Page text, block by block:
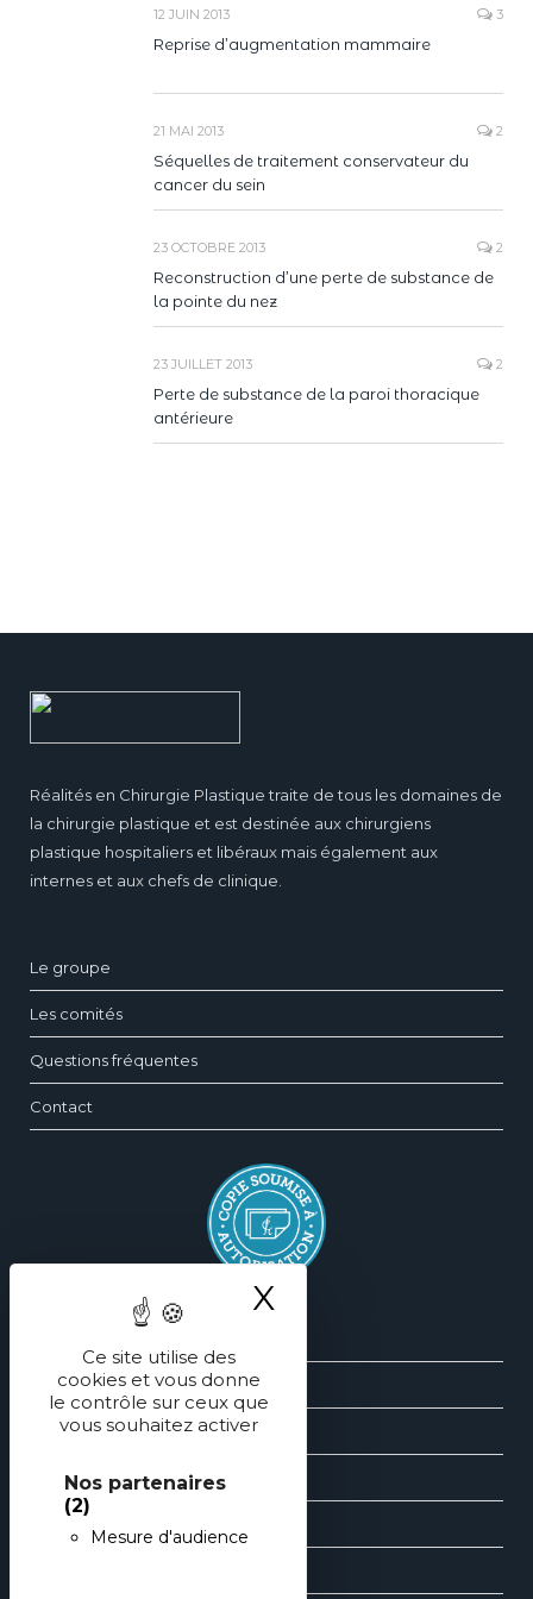
Ce site utilise des
cookies et vous donne
le contrôle sur ceux que
vous souhaitez activer
Nos partenaires
(2)
Mesure d'audience
X
12 JUIN 2013 3
Reprise d’augmentation mammaire
21 MAI 2013 2
Séquelles de traitement conservateur du
cancer du sein
23 OCTOBRE 2013 2
Reconstruction d’une perte de substance de
la pointe du nez
23 JUILLET 2013 2
Perte de substance de la paroi thoracique
antérieure
Réalités en Chirurgie Plastique traite de tous les domaines de
la chirurgie plastique et est destinée aux chirurgiens
plastique hospitaliers et libéraux mais également aux
internes et aux chefs de clinique.
Le groupe
Les comités
Questions fréquentes
Contact
Sein
Face
Main